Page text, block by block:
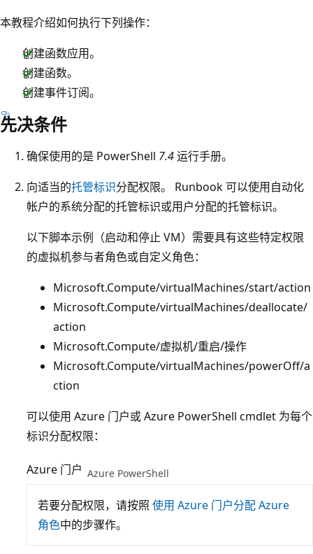
本教程介绍如何执行下列操作：
创建函数应用。
创建函数。
创建事件订阅。
先决条件
确保使用的是 PowerShell 7.4运行手册。
向适当的托管标识分配权限。 Runbook 可以使用自动化
帐户的系统分配的托管标识或用户分配的托管标识。
以下脚本示例（启动和停止 VM）需要具有这些特定权限
的虚拟机参与者角色或自定义角色：
Microsoft.Compute/virtualMachines/start/action
Microsoft.Compute/virtualMachines/deallocate/
action
Microsoft.Compute/虚拟机/重启/操作
Microsoft.Compute/virtualMachines/powerOff/a
ction
可以使用 Azure 门户或 Azure PowerShell cmdlet 为每个
标识分配权限：
Azure 门户 Azure PowerShell
若要分配权限，请按照 使用 Azure 门户分配 Azure
角色中的步骤作。